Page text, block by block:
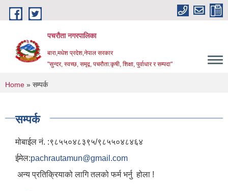
Skip to main content
पचरौता नगरपालिका
बारा,मधेश प्रदेश,नेपाल सरकार
"सुन्दर, स्वच्छ, समृद्व, पचरौता:कृषी, शिक्षा, पुर्वाधार र सम्पदा"
You are here
Home » सम्पर्क
सम्पर्क
मोबाईल नं. :९८५५०४८३९५/९८५५०४८४६४
ईमेल:pachrautamun@gmail.com
अन्य प्रतिक्रियाको लागि तलको फर्म भर्नु होला !